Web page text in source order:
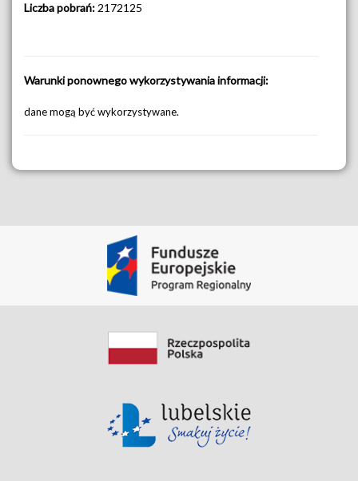
Liczba pobrań: 2172125
Warunki ponownego wykorzystywania informacji:
dane mogą być wykorzystywane.
Pobierz Zasób
Data modyfikacji: 2020-05-28 12:41:29.089
Data modyfikacji: 2020-06-03 13:14:54.748